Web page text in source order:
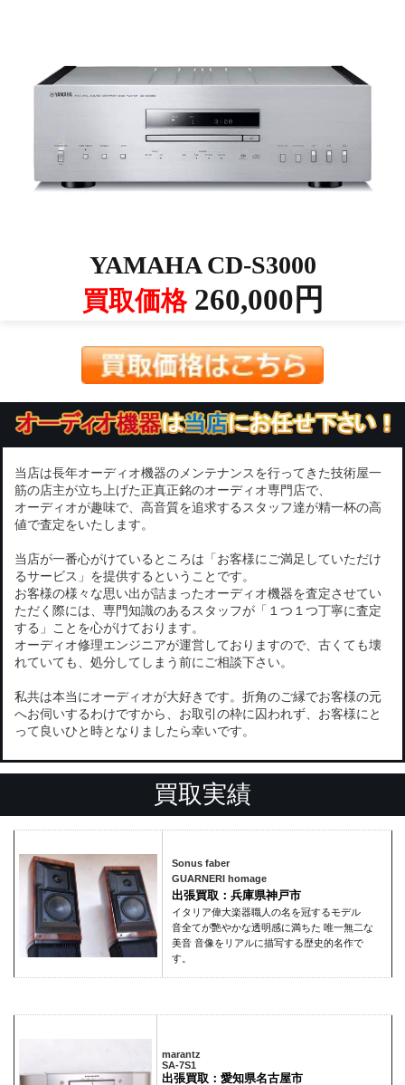
YAMAHA CD-S3000
買取価格260,000円
当店は長年オーディオ機器のメンテナンスを行ってきた技術屋一
筋の店主が立ち上げた正真正銘のオーディオ専門店で、
オーディオが趣味で、高音質を追求するスタッフ達が精一杯の高
値で査定をいたします。
当店が一番心がけているところは「お客様にご満足していただけ
るサービス」を提供するということです。
お客様の様々な思い出が詰まったオーディオ機器を査定させてい
ただく際には、専門知識のあるスタッフが「１つ１つ丁寧に査定
する」ことを心がけております。
オーディオ修理エンジニアが運営しておりますので、古くても壊
れていても、処分してしまう前にご相談下さい。
私共は本当にオーディオが大好きです。折角のご縁でお客様の元
へお伺いするわけですから、お取引の枠に囚われず、お客様にと
って良いひと時となりましたら幸いです。
買取実績
Sonus faber
GUARNERI homage
出張買取：兵庫県神戸市
イタリア偉大楽器職人の名を冠するモデル
音全てが艷やかな透明感に満ちた 唯一無二な
美音 音像をリアルに描写する歴史的名作で
す。
marantz
SA-7S1
出張買取：愛知県名古屋市